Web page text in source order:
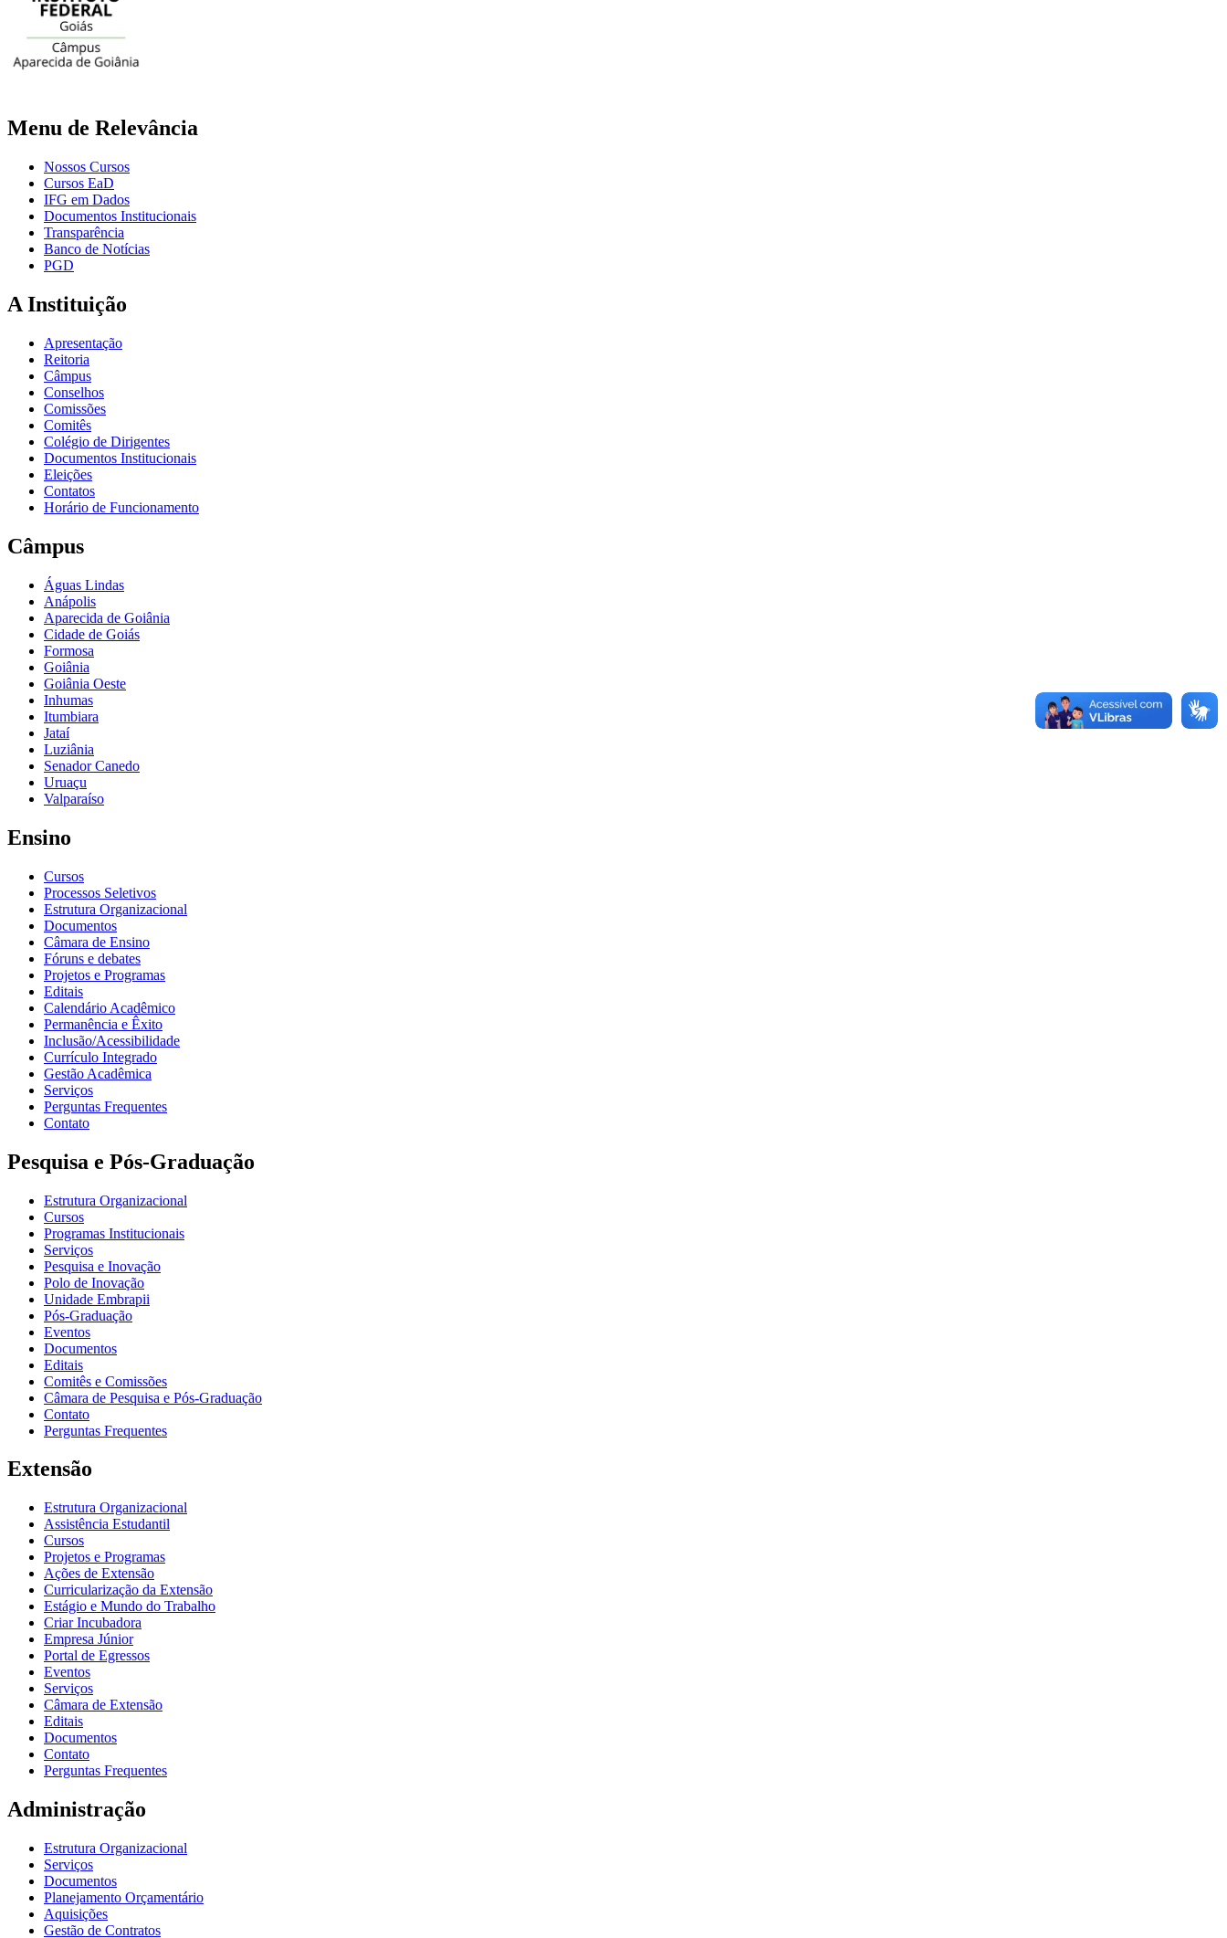
Menu de Relevância
Nossos Cursos
Cursos EaD
IFG em Dados
Documentos Institucionais
Transparência
Banco de Notícias
PGD
A Instituição
Apresentação
Reitoria
Câmpus
Conselhos
Comissões
Comitês
Colégio de Dirigentes
Documentos Institucionais
Eleições
Contatos
Horário de Funcionamento
Câmpus
Águas Lindas
Anápolis
Aparecida de Goiânia
Cidade de Goiás
Formosa
Goiânia
Goiânia Oeste
Inhumas
Itumbiara
Jataí
Luziânia
Senador Canedo
Uruaçu
Valparaíso
Ensino
Cursos
Processos Seletivos
Estrutura Organizacional
Documentos
Câmara de Ensino
Fóruns e debates
Projetos e Programas
Editais
Calendário Acadêmico
Permanência e Êxito
Inclusão/Acessibilidade
Currículo Integrado
Gestão Acadêmica
Serviços
Perguntas Frequentes
Contato
Pesquisa e Pós-Graduação
Estrutura Organizacional
Cursos
Programas Institucionais
Serviços
Pesquisa e Inovação
Polo de Inovação
Unidade Embrapii
Pós-Graduação
Eventos
Documentos
Editais
Comitês e Comissões
Câmara de Pesquisa e Pós-Graduação
Contato
Perguntas Frequentes
Extensão
Estrutura Organizacional
Assistência Estudantil
Cursos
Projetos e Programas
Ações de Extensão
Curricularização da Extensão
Estágio e Mundo do Trabalho
Criar Incubadora
Empresa Júnior
Portal de Egressos
Eventos
Serviços
Câmara de Extensão
Editais
Documentos
Contato
Perguntas Frequentes
Administração
Estrutura Organizacional
Serviços
Documentos
Planejamento Orçamentário
Aquisições
Gestão de Contratos